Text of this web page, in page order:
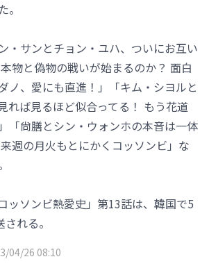
。
・サンとチョン・ユハ、ついにお互い
物と偽物の戦いが始まるのか？ 面白
ノ、愛にも直進！」「キム・シヨルと
れば見るほど似合ってる！ もう花道
「尙膳とシン・ウォンホの本音は一体
週の月火もとにかくコッソンビ」な
ッソンビ熱愛史」第13話は、韓国で5
れる。
04/26 08:10